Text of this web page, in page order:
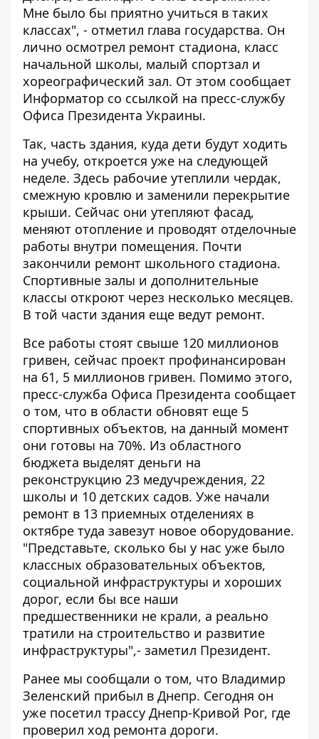
Мне было бы приятно учиться в таких
классах", - отметил глава государства. Он
лично осмотрел ремонт стадиона, класс
начальной школы, малый спортзал и
хореографический зал. От этом сообщает
Информатор со ссылкой на пресс-службу
Офиса Президента Украины.
Так, часть здания, куда дети будут ходить
на учебу, откроется уже на следующей
неделе. Здесь рабочие утеплили чердак,
смежную кровлю и заменили перекрытие
крыши. Сейчас они утепляют фасад,
меняют отопление и проводят отделочные
работы внутри помещения. Почти
закончили ремонт школьного стадиона.
Спортивные залы и дополнительные
классы откроют через несколько месяцев.
В той части здания еще ведут ремонт.
Все работы стоят свыше 120 миллионов
гривен, сейчас проект профинансирован
на 61, 5 миллионов гривен. Помимо этого,
пресс-служба Офиса Президента сообщает
о том, что в области обновят еще 5
спортивных объектов, на данный момент
они готовы на 70%. Из областного
бюджета выделят деньги на
реконструкцию 23 медучреждения, 22
школы и 10 детских садов. Уже начали
ремонт в 13 приемных отделениях в
октябре туда завезут новое оборудование.
"Представьте, сколько бы у нас уже было
классных образовательных объектов,
социальной инфраструктуры и хороших
дорог, если бы все наши
предшественники не крали, а реально
тратили на строительство и развитие
инфраструктуры",- заметил Президент.
Ранее мы сообщали о том, что Владимир
Зеленский прибыл в Днепр. Сегодня он
уже посетил трассу Днепр-Кривой Рог, где
проверил ход ремонта дороги.